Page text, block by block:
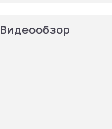
Видеообзор